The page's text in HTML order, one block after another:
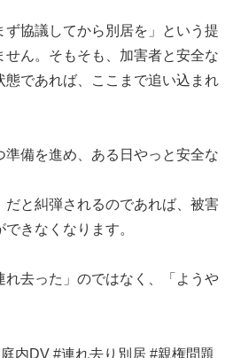
ず協議してから別居を」という提
ん。そもそも、加害者と安全な
態であれば、ここまで追い込まれ
備を進め、ある日やっと安全な
だと糾弾されるのであれば、被害
きなくなります。
れ去った」のではなく、「ようや
内DV #連れ去り別居 #親権問題